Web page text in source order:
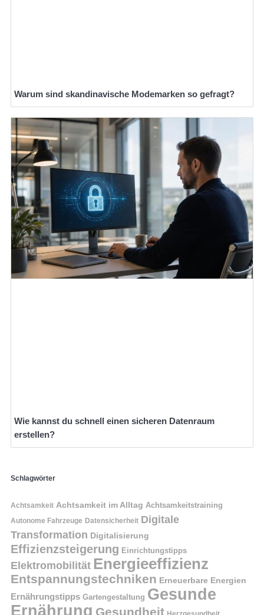
Warum sind skandinavische Modemarken so gefragt?
Wie kannst du schnell einen sicheren Datenraum
erstellen?
Schlagwörter
Achtsamkeit Achtsamkeit im Alltag Achtsamkeitstraining
Autonome Fahrzeuge Datensicherheit Digitale
Transformation Digitalisierung
Effizienzsteigerung Einrichtungstipps
Elektromobilität Energieeffizienz
Entspannungstechniken Erneuerbare Energien
Ernährungstipps Gartengestaltung Gesunde
Ernährung Gesundheit